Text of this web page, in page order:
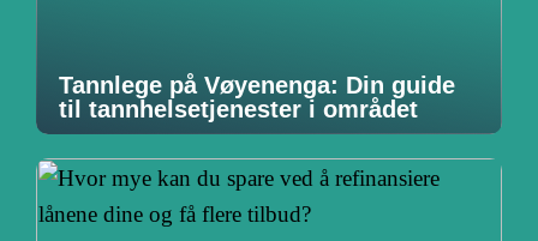
Tannlege på Vøyenenga: Din guide
til tannhelsetjenester i området